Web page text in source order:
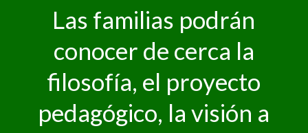
Las familias podrán
conocer de cerca la
filosofía, el proyecto
pedagógico, la visión a